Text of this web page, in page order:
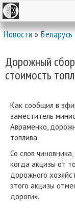
Новости»Беларусь
Дорожный сбор
стоимость
Как сообщил в
заместитель
Авраменко,
топлива.
Со слов
когда акцизы от
дорожного
этого акцизы
дороги».